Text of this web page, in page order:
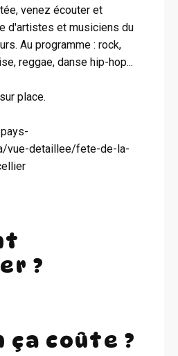
venez écouter et
d'artistes et musiciens du
Au programme : rock,
reggae, danse hip-hop...
place.
vue-detaillee/fete-de-la-
?
ça coûte ?